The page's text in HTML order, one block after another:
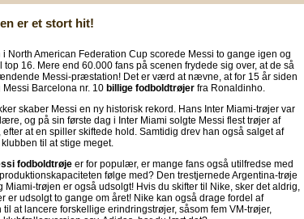
er et stort hit!
i North American Federation Cup scorede Messi to gange igen og
top 16. Mere end 60.000 fans på scenen frydede sig over, at de så
Messi-præstation! Det er værd at nævne, at for 15 år siden
Messi Barcelona nr. 10 billige fodboldtrøjer fra Ronaldinho.
skaber Messi en ny historisk rekord. Hans Inter Miami-trøjer var
og på sin første dag i Inter Miami solgte Messi flest trøjer af
efter at en spiller skiftede hold. Samtidig drev han også salget af
til at stige meget.
fodboldtrøje er for populær, er mange fans også utilfredse med
følge med? Den trestjernede Argentina-trøje
Miami-trøjen er også udsolgt! Hvis du skifter til Nike, sker det aldrig,
er udsolgt to gange om året! Nike kan også drage fordel af
til at lancere forskellige erindringstrøjer, såsom fem VM-trøjer,